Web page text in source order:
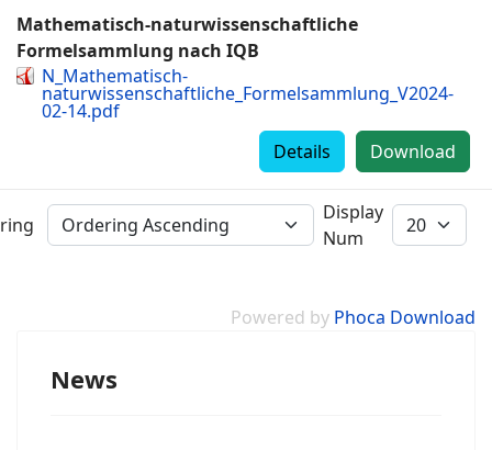
Mathematisch-naturwissenschaftliche
Formelsammlung nach IQB
N_Mathematisch-
naturwissenschaftliche_Formelsammlung_V2024-
02-14.pdf
Download
Details
Display
Num
Powered by Phoca Download
News